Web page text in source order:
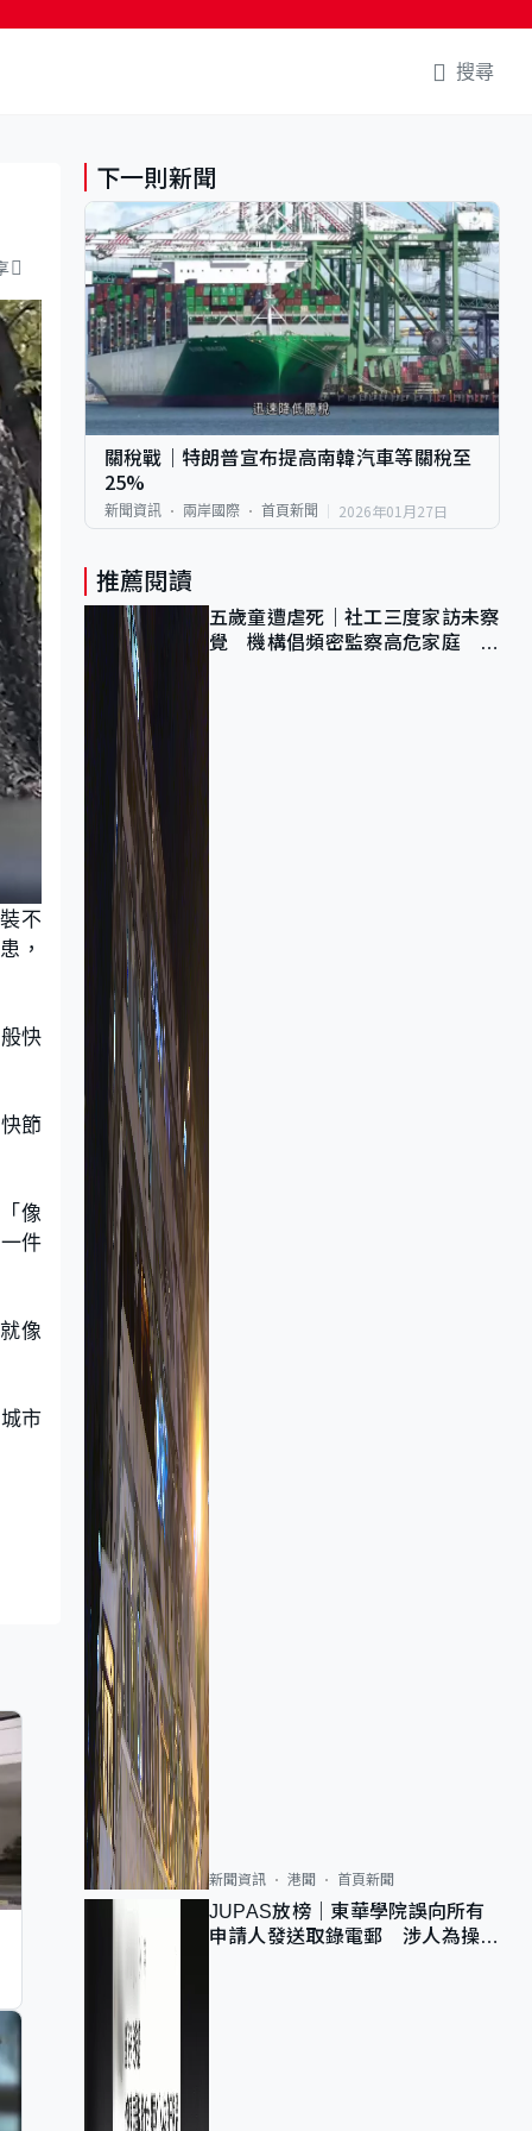
搜尋
不
，
快
節
像
件
像
市
下一則新聞
關稅戰｜特朗普宣布提高南韓汽車等關稅至
25%
新聞資訊 兩岸國際 首頁新聞 2026年01月27日
推薦閱讀
五歲童遭虐死｜社工三度家訪未察
覺 機構倡頻密監察高危家庭 管
新聞資訊 港聞 首頁新聞
JUPAS放榜｜東華學院誤向所有
申請人發送取錄電郵 涉人為操作